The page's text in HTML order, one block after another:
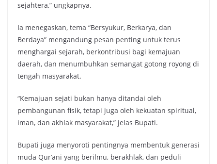
sejahtera,” ungkapnya.
Ia menegaskan, tema “Bersyukur, Berkarya, dan
Berdaya” mengandung pesan penting untuk terus
menghargai sejarah, berkontribusi bagi kemajuan
daerah, dan menumbuhkan semangat gotong royong di
tengah masyarakat.
“Kemajuan sejati bukan hanya ditandai oleh
pembangunan fisik, tetapi juga oleh kekuatan spiritual,
iman, dan akhlak masyarakat,” jelas Bupati.
Bupati juga menyoroti pentingnya membentuk generasi
muda Qur’ani yang berilmu, berakhlak, dan peduli